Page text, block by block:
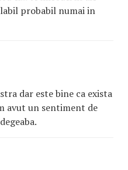
probabil numai in
dar este bine ca exista
avut un sentiment de